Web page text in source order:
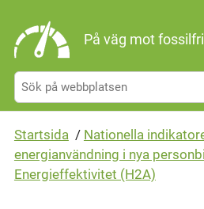
På väg mot
Startsida / Nationella
energianvändning i nya
Energieffektivitet (H2A)